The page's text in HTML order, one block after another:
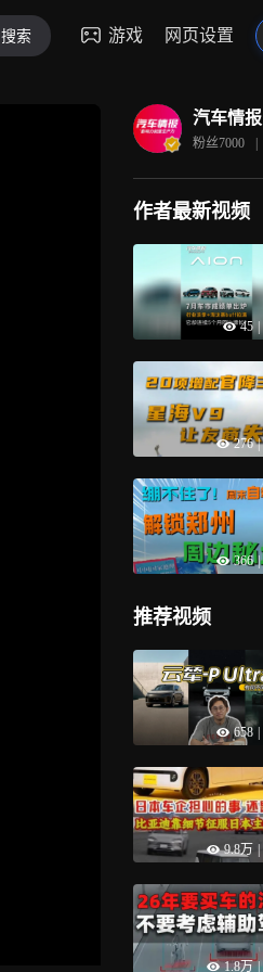
搜索 游戏 网页设置
汽车情报
粉丝7000 |
作者最新视频
45
276 |
366 |
推荐视频
658
9.8万
1.8万 |